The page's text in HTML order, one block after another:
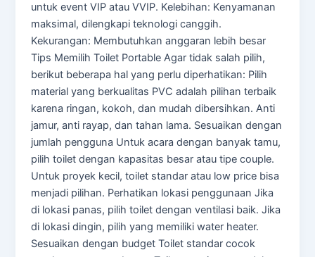
untuk event VIP atau VVIP. Kelebihan: Kenyamanan
maksimal, dilengkapi teknologi canggih.
Kekurangan: Membutuhkan anggaran lebih besar
Tips Memilih Toilet Portable Agar tidak salah pilih,
berikut beberapa hal yang perlu diperhatikan: Pilih
material yang berkualitas PVC adalah pilihan terbaik
karena ringan, kokoh, dan mudah dibersihkan. Anti
jamur, anti rayap, dan tahan lama. Sesuaikan dengan
jumlah pengguna Untuk acara dengan banyak tamu,
pilih toilet dengan kapasitas besar atau tipe couple.
Untuk proyek kecil, toilet standar atau low price bisa
menjadi pilihan. Perhatikan lokasi penggunaan Jika
di lokasi panas, pilih toilet dengan ventilasi baik. Jika
di lokasi dingin, pilih yang memiliki water heater.
Sesuaikan dengan budget Toilet standar cocok